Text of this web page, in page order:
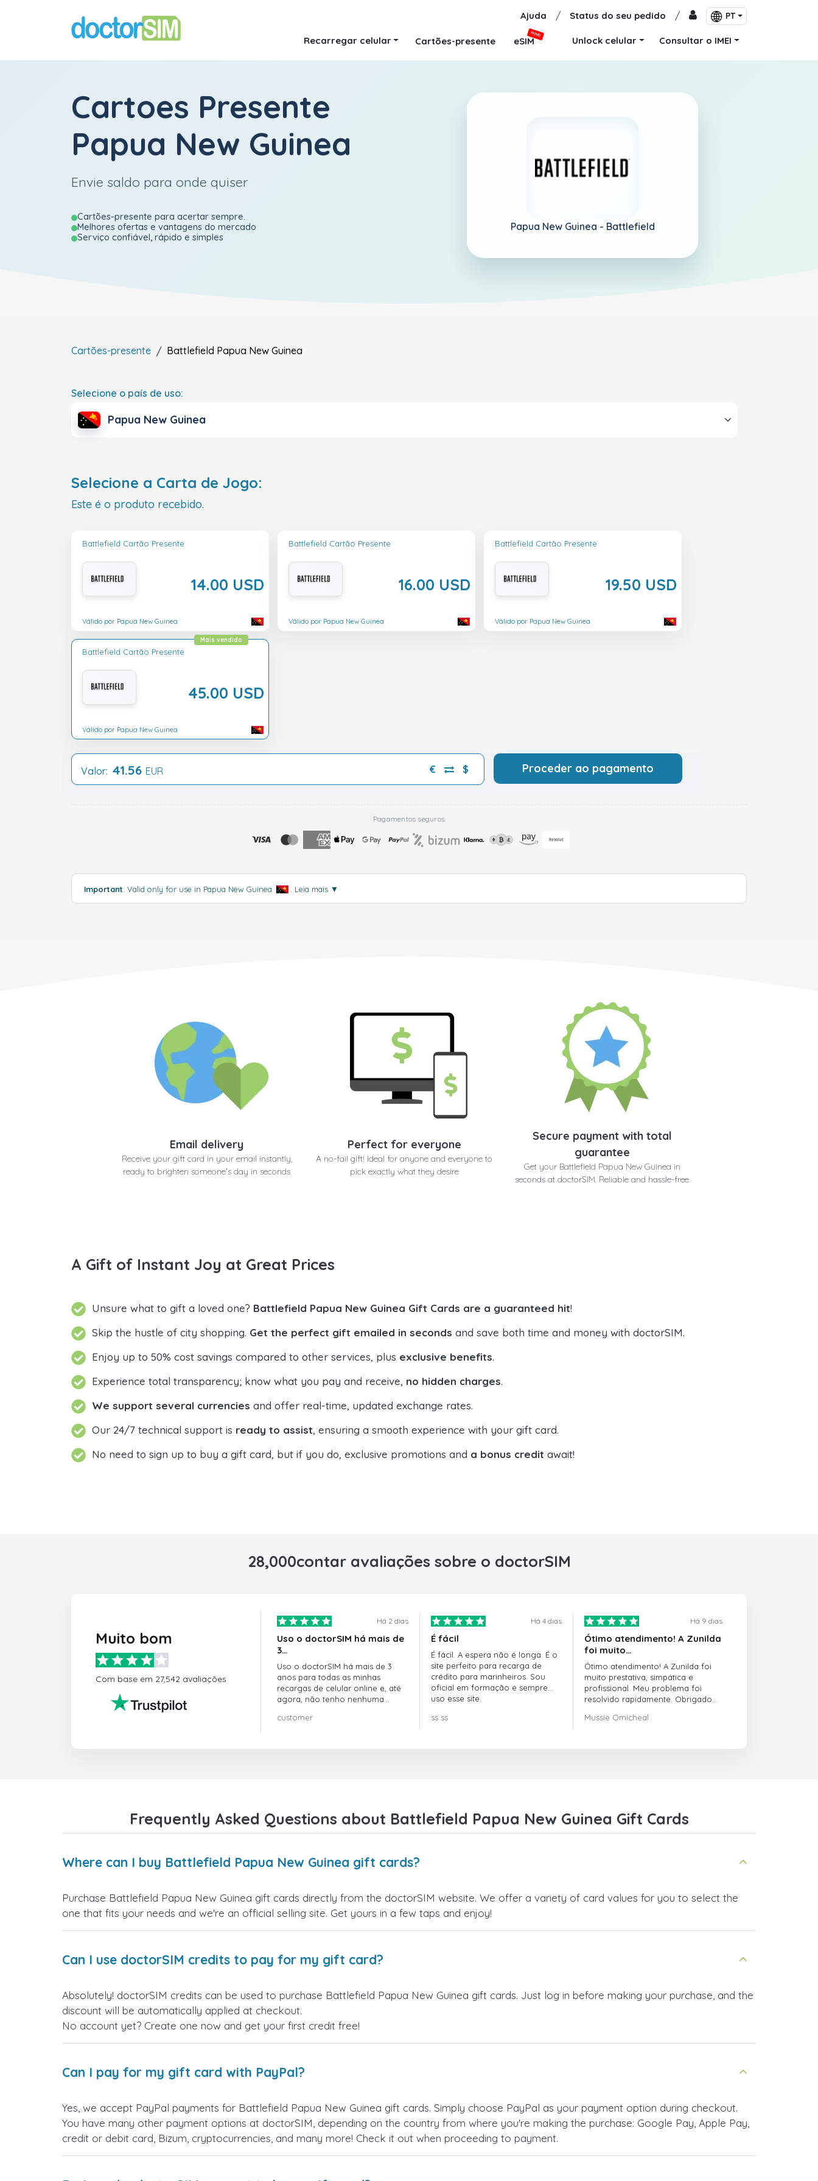
Ajuda / Status do seu pedido / PT
Recarregar celular Cartões-presente eSIM
NOVO
Unlock celular Consultar o IMEI
Cartoes Presente
Papua New Guinea
Envie saldo para onde quiser
Cartões-presente para acertar sempre.
Melhores ofertas e vantagens do mercado
Serviço confiável, rápido e simples
Papua New Guinea - Battlefield
Cartões-presente Battlefield Papua New Guinea
Selecione o país de uso:
Papua New Guinea
Selecione a Carta de Jogo:
Este é o produto recebido.
Battlefield Cartão Presente
14.00 USD
Válido por Papua New Guinea
Battlefield Cartão Presente
16.00 USD
Válido por Papua New Guinea
Battlefield Cartão Presente
19.50 USD
Válido por Papua New Guinea
Battlefield Cartão Presente
45.00 USD
Mais vendido
Válido por Papua New Guinea
Valor: 41.56 EUR € $ Proceder ao pagamento
Pagamentos seguros
Important: Valid only for use in Papua New Guinea . Leia mais ▼
Email delivery
Receive your gift card in your email instantly,
ready to brighten someone's day in seconds
Perfect for everyone
A no-fail gift! Ideal for anyone and everyone to
pick exactly what they desire
Secure payment with total
guarantee
Get your Battlefield Papua New Guinea in
seconds at doctorSIM. Reliable and hassle-free
A Gift of Instant Joy at Great Prices
Unsure what to gift a loved one? Battlefield Papua New Guinea Gift Cards are a guaranteed hit!
Skip the hustle of city shopping. Get the perfect gift emailed in seconds and save both time and money with doctorSIM.
Enjoy up to 50% cost savings compared to other services, plus exclusive benefits.
Experience total transparency; know what you pay and receive, no hidden charges.
We support several currencies and offer real-time, updated exchange rates.
Our 24/7 technical support is ready to assist, ensuring a smooth experience with your gift card.
No need to sign up to buy a gift card, but if you do, exclusive promotions and a bonus credit await!
28,000contar avaliações sobre o doctorSIM
Muito bom
Com base em 27,542 avaliações
Há 2 dias
Uso o doctorSIM há mais de
3…
Uso o doctorSIM há mais de 3
anos para todas as minhas
recargas de celular online e, até
agora, não tenho nenhuma
customer
Há 4 dias
É fácil
É fácil. A espera não é longa. É o
site perfeito para recarga de
crédito para marinheiros. Sou
oficial em formação e sempre
uso esse site.
ss ss
Há 9 dias
Ótimo atendimento! A Zunilda
foi muito…
Ótimo atendimento! A Zunilda foi
muito prestativa, simpática e
profissional. Meu problema foi
resolvido rapidamente. Obrigado
Mussie Omicheal
Frequently Asked Questions about Battlefield Papua New Guinea Gift Cards
Where can I buy Battlefield Papua New Guinea gift cards?
Purchase Battlefield Papua New Guinea gift cards directly from the doctorSIM website. We offer a variety of card values for you to select the
one that fits your needs and we're an official selling site. Get yours in a few taps and enjoy!
Can I use doctorSIM credits to pay for my gift card?
Absolutely! doctorSIM credits can be used to purchase Battlefield Papua New Guinea gift cards. Just log in before making your purchase, and the
discount will be automatically applied at checkout.
No account yet? Create one now and get your first credit free!
Can I pay for my gift card with PayPal?
Yes, we accept PayPal payments for Battlefield Papua New Guinea gift cards. Simply choose PayPal as your payment option during checkout.
You have many other payment options at doctorSIM, depending on the country from where you're making the purchase: Google Pay, Apple Pay,
credit or debit card, Bizum, cryptocurrencies, and many more! Check it out when proceeding to payment.